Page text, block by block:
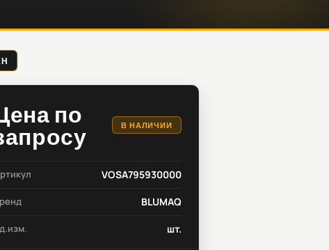
по
В НАЛИЧИИ
VOSA795930000
BLUMAQ
шт.